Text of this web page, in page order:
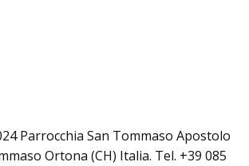
Parrocchia San Tommaso Apostolo
Ortona (CH) Italia. Tel. +39 085